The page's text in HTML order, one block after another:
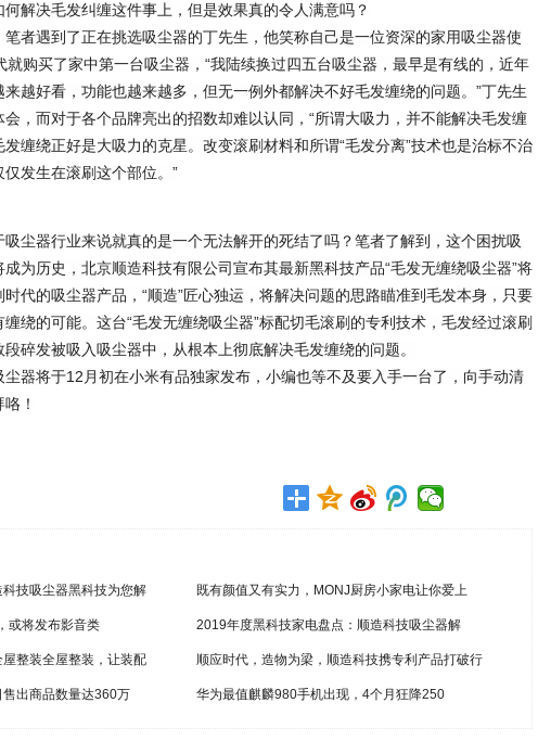
解决毛发纠缠这件事上，但是效果真的令人满意吗？
者遇到了正在挑选吸尘器的丁先生，他笑称自己是一位资深的家用吸尘器使
就购买了家中第一台吸尘器，“我陆续换过四五台吸尘器，最早是有线的，近年
越好看，功能也越来越多，但无一例外都解决不好毛发缠绕的问题。”丁先生
，而对于各个品牌亮出的招数却难以认同，“所谓大吸力，并不能解决毛发缠
缠绕正好是大吸力的克星。改变滚刷材料和所谓“毛发分离”技术也是治标不治
发生在滚刷这个部位。”
尘器行业来说就真的是一个无法解开的死结了吗？笔者了解到，这个困扰吸
为历史，北京顺造科技有限公司宣布其最新黑科技产品“毛发无缠绕吸尘器”将
代的吸尘器产品，“顺造”匠心独运，将解决问题的思路瞄准到毛发本身，只要
绕的可能。这台“毛发无缠绕吸尘器”标配切毛滚刷的专利技术，毛发经过滚刷
碎发被吸入吸尘器中，从根本上彻底解决毛发缠绕的问题。
器将于12月初在小米有品独家发布，小编也等不及要入手一台了，向手动清
！
技吸尘器黑科技为您解 既有颜值又有实力，MONJ厨房小家电让你爱上
或将发布影音类 2019年度黑科技家电盘点：顺造科技吸尘器解
整装全屋整装，让装配 顺应时代，造物为梁，顺造科技携专利产品打破行
出商品数量达360万 华为最值麒麟980手机出现，4个月狂降250